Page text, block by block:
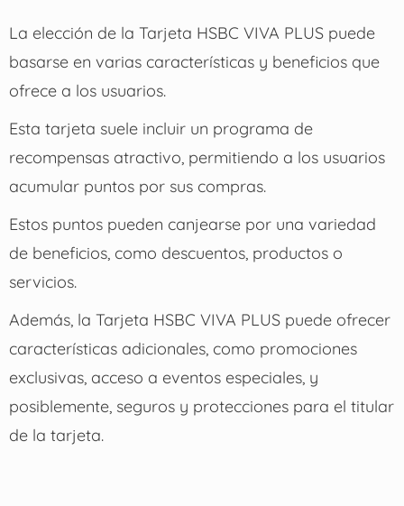
La elección de la Tarjeta HSBC VIVA PLUS puede
basarse en varias características y beneficios que
ofrece a los usuarios.
Esta tarjeta suele incluir un programa de
recompensas atractivo, permitiendo a los usuarios
acumular puntos por sus compras.
Estos puntos pueden canjearse por una variedad
de beneficios, como descuentos, productos o
servicios.
Además, la Tarjeta HSBC VIVA PLUS puede ofrecer
características adicionales, como promociones
exclusivas, acceso a eventos especiales, y
posiblemente, seguros y protecciones para el titular
de la tarjeta.